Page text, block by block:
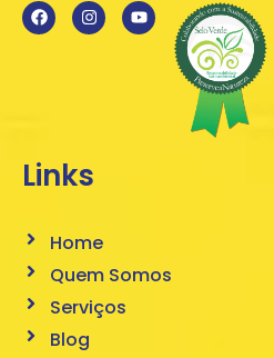
Links
Home
Quem Somos
Serviços
Blog